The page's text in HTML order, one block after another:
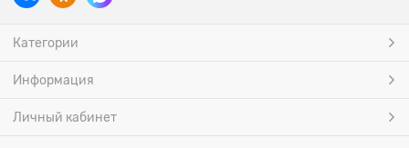
Категории
Информация
Личный кабинет